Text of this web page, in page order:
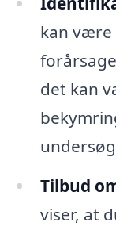
kan være
det kan
Tilbud
viser, at